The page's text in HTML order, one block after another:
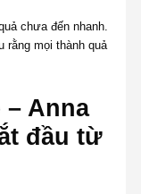
chưa đến nhanh.
rằng mọi thành quả
– Anna
đầu từ